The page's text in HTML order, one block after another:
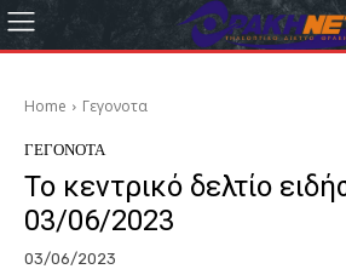
Home Γεγονοτα
ΓΕΓΟΝΟΤΑ
Το κεντρικό δελτίο
03/06/2023
03/06/2023